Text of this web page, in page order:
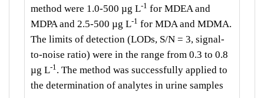
method were 1.0-500 µg L-1 for MDEA and
MDPA and 2.5-500 µg L-1 for MDA and MDMA.
The limits of detection (LODs, S/N = 3, signal-
to-noise ratio) were in the range from 0.3 to 0.8
µg L-1 . The method was successfully applied to
the determination of analytes in urine samples